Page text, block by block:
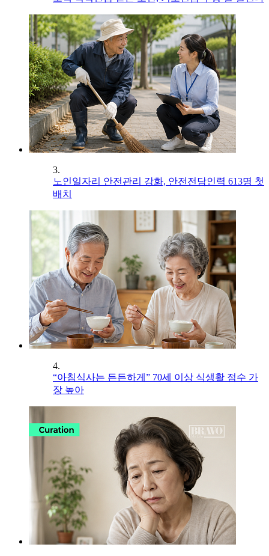
3.
노인일자리 안전관리 강화, 안전전담인력 613명 첫
배치
4.
“아침식사는 든든하게” 70세 이상 식생활 점수 가
장 높아